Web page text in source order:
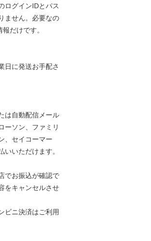
ログインIDとパス
ません。必要なの
だけです。
日に発送お手配さ
は自動配信メール
ーソン、ファミリ
、セイコーマー
いいただけます。
でお振込が確認で
をキャンセルさせ
ビニ決済はご利用